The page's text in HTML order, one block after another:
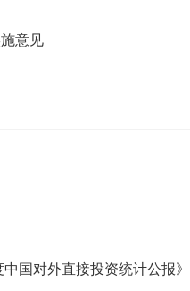
意见
国对外直接投资统计公报》